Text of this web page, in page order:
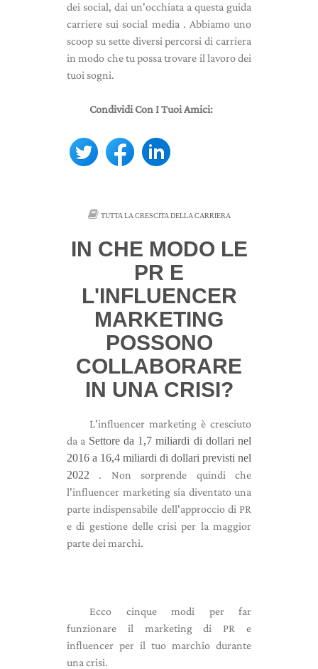
dei social, dai un'occhiata a questa guida
carriere sui social media . Abbiamo uno
scoop su sette diversi percorsi di carriera
in modo che tu possa trovare il lavoro dei
tuoi sogni.
Condividi Con I Tuoi Amici:
TUTTA LA CRESCITA DELLA CARRIERA
IN CHE MODO LE
PR E
L'INFLUENCER
MARKETING
POSSONO
COLLABORARE
IN UNA CRISI?
L'influencer marketing è cresciuto
da a Settore da 1,7 miliardi di dollari nel
2016 a 16,4 miliardi di dollari previsti nel
2022 . Non sorprende quindi che
l'influencer marketing sia diventato una
parte indispensabile dell'approccio di PR
e di gestione delle crisi per la maggior
parte dei marchi.
Ecco cinque modi per far
funzionare il marketing di PR e
influencer per il tuo marchio durante
una crisi.